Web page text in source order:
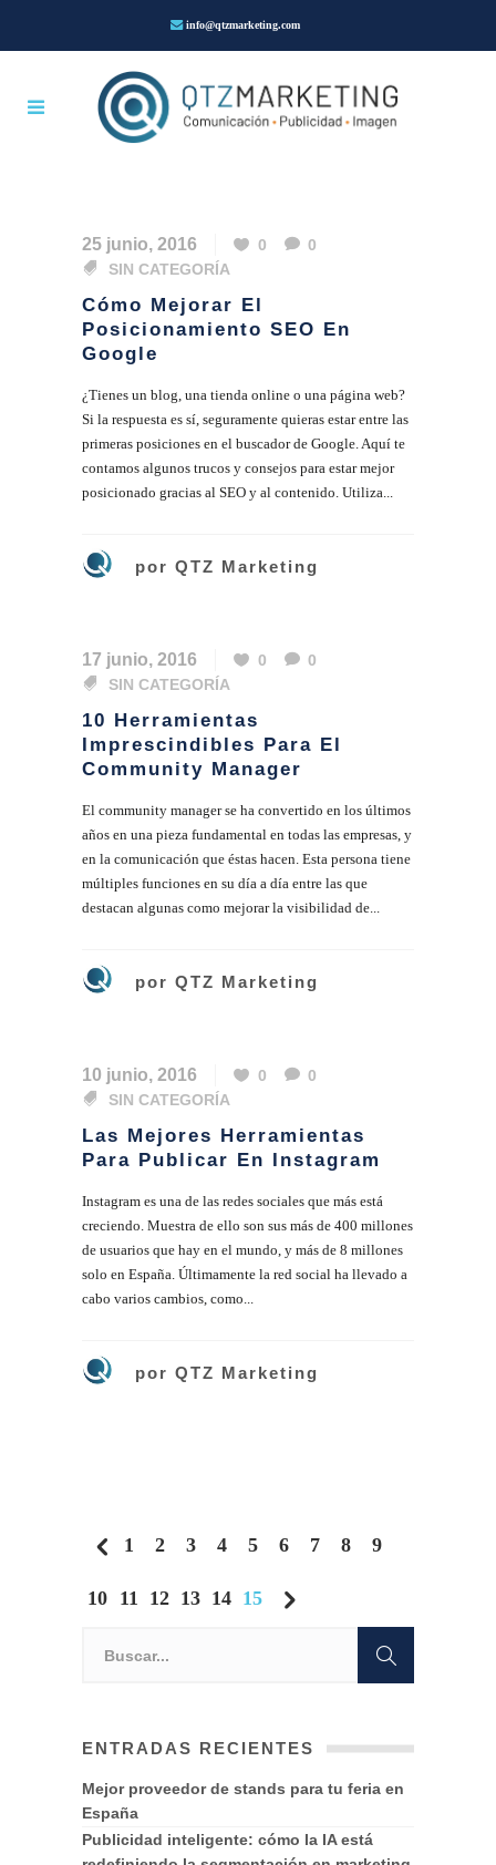
info@qtzmarketing.com
25 junio, 2016 0
0
SIN CATEGORÍA
Cómo Mejorar El
Posicionamiento SEO En
Google
¿Tienes un blog, una tienda online o una página web?
Si la respuesta es sí, seguramente quieras estar entre las
primeras posiciones en el buscador de Google. Aquí te
contamos algunos trucos y consejos para estar mejor
posicionado gracias al SEO y al contenido. Utiliza...
por QTZ Marketing
17 junio, 2016 0
0
SIN CATEGORÍA
10 Herramientas
Imprescindibles Para El
Community Manager
El community manager se ha convertido en los últimos
años en una pieza fundamental en todas las empresas, y
en la comunicación que éstas hacen. Esta persona tiene
múltiples funciones en su día a día entre las que
destacan algunas como mejorar la visibilidad de...
por QTZ Marketing
10 junio, 2016 0
0
SIN CATEGORÍA
Las Mejores Herramientas
Para Publicar En Instagram
Instagram es una de las redes sociales que más está
creciendo. Muestra de ello son sus más de 400 millones
de usuarios que hay en el mundo, y más de 8 millones
solo en España. Últimamente la red social ha llevado a
cabo varios cambios, como...
por QTZ Marketing
1 2 3 4 5 6 7 8 9
10 11 12 13 14 15
ENTRADAS RECIENTES
Mejor proveedor de stands para tu feria en
España
Publicidad inteligente: cómo la IA está